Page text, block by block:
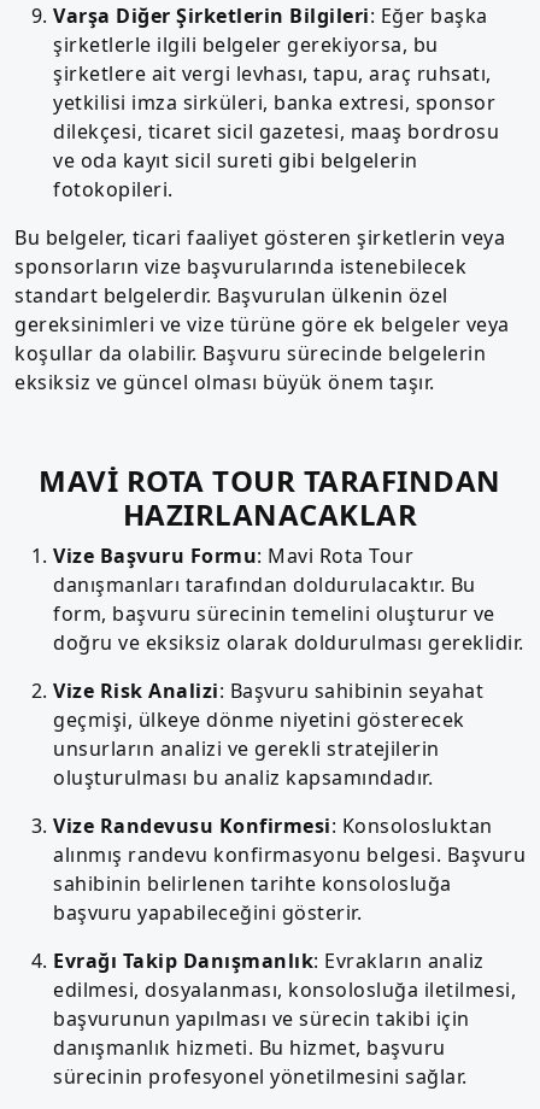
Varşa Diğer Şirketlerin Bilgileri: Eğer başka
şirketlerle ilgili belgeler gerekiyorsa, bu
şirketlere ait vergi levhası, tapu, araç ruhsatı,
yetkilisi imza sirküleri, banka extresi, sponsor
dilekçesi, ticaret sicil gazetesi, maaş bordrosu
ve oda kayıt sicil sureti gibi belgelerin
fotokopileri.
Bu belgeler, ticari faaliyet gösteren şirketlerin veya
sponsorların vize başvurularında istenebilecek
standart belgelerdir. Başvurulan ülkenin özel
gereksinimleri ve vize türüne göre ek belgeler veya
koşullar da olabilir. Başvuru sürecinde belgelerin
eksiksiz ve güncel olması büyük önem taşır.
MAVİ ROTA TOUR TARAFINDAN
HAZIRLANACAKLAR
Vize Başvuru Formu: Mavi Rota Tour
danışmanları tarafından doldurulacaktır. Bu
form, başvuru sürecinin temelini oluşturur ve
doğru ve eksiksiz olarak doldurulması gereklidir.
Vize Risk Analizi: Başvuru sahibinin seyahat
geçmişi, ülkeye dönme niyetini gösterecek
unsurların analizi ve gerekli stratejilerin
oluşturulması bu analiz kapsamındadır.
Vize Randevusu Konfirmesi: Konsolosluktan
alınmış randevu konfirmasyonu belgesi. Başvuru
sahibinin belirlenen tarihte konsolosluğa
başvuru yapabileceğini gösterir.
Evrağı Takip Danışmanlık: Evrakların analiz
edilmesi, dosyalanması, konsolosluğa iletilmesi,
başvurunun yapılması ve sürecin takibi için
danışmanlık hizmeti. Bu hizmet, başvuru
sürecinin profesyonel yönetilmesini sağlar.